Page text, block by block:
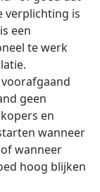
verplichting is
een
te werk
geen
en
wanneer
wanneer
hoog blijken